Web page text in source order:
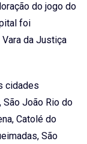
do jogo do
foi
da Justiça
cidades
São João Rio do
Catolé do
São